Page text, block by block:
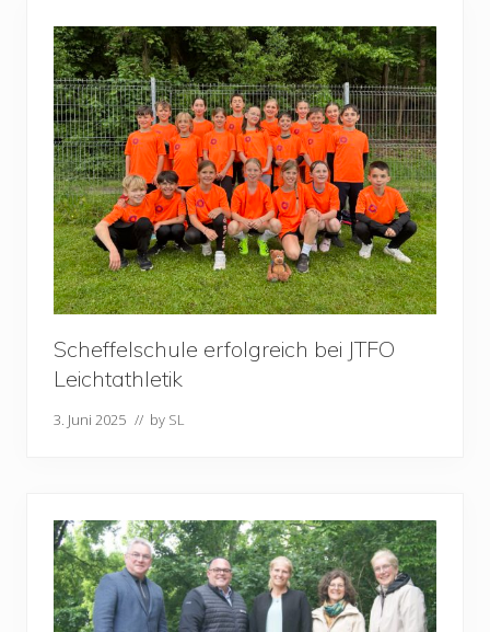
Scheffelschule erfolgreich bei JTFO
Leichtathletik
3. Juni 2025 // by SL